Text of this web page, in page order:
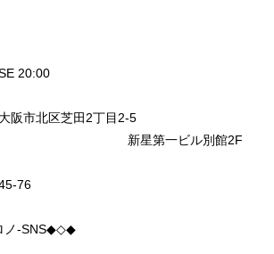
20:00
阪市北区芝田2丁目2-5
一ビル別館2F
76
ノ-SNS◆◇◆